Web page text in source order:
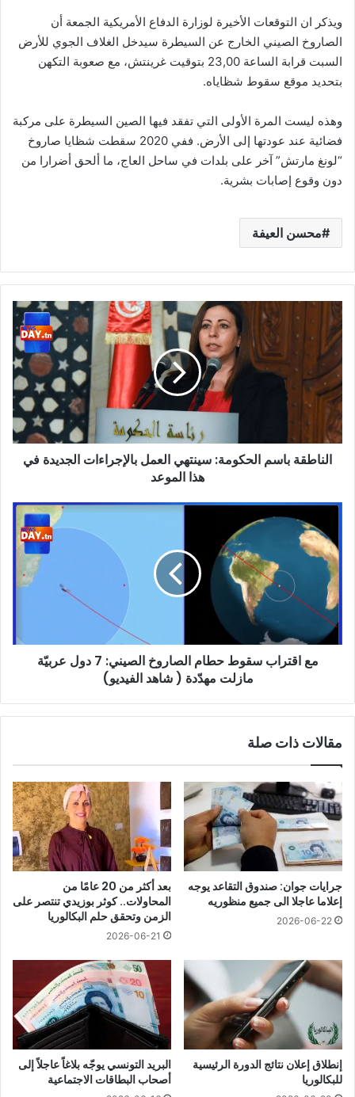
ويذكر ان التوقعات الأخيرة لوزارة الدفاع الأمريكية الجمعة أن
الصاروخ الصيني الخارج عن السيطرة سيدخل الغلاف الجوي للأرض
السبت قرابة الساعة 23,00 بتوقيت غرينتش، مع صعوبة التكهن
بتحديد موقع سقوط شظاياه.
وهذه ليست المرة الأولى التي تفقد فيها الصين السيطرة على مركبة
فضائية عند عودتها إلى الأرض. ففي 2020 سقطت شظايا صاروخ
“لونغ مارتش” آخر على بلدات في ساحل العاج، ما ألحق أضرارا من
دون وقوع إصابات بشرية.
محسن العيفة
الناطقة
باسم
الحكومة:
سينتهي
العمل
بالإجراءات
الجديدة
في
هذا
الموعد
الناطقة باسم الحكومة: سينتهي العمل بالإجراءات الجديدة في
هذا الموعد
مع
اقتراب
سقوط
حطام
الصاروخ
الصيني:
7
دول
عربيّة
مازلت
مع اقتراب سقوط حطام الصاروخ الصيني: 7 دول عربيّة
مازلت مهدّدة ( شاهد الفيديو)
مقالات ذات صلة
جرايات جوان: صندوق التقاعد يوجه
إعلاما عاجلا الى جميع منظوريه
2026-06-22
بعد أكثر من 20 عامًا من
المحاولات.. كوثر بوزيدي تنتصر على
الزمن وتحقق حلم البكالوريا
2026-06-21
إنطلاق إعلان نتائج الدورة الرئيسية
للبكالوريا
البريد التونسي يوجّه بلاغاً عاجلاً إلى
أصحاب البطاقات الاجتماعية